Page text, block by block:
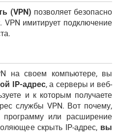
(VPN) позволяет безопасно
VPN имитирует подключение
на своем компьютере, вы
IP-адрес, а серверы и веб-
и к которым получаете
службы VPN. Вот почему,
программу или расширение
скрыть IP-адрес, вы